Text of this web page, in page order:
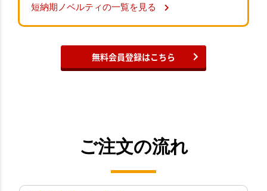
短納期ノベルティの一覧を見る
無料会員登録はこちら
ご注文の流れ